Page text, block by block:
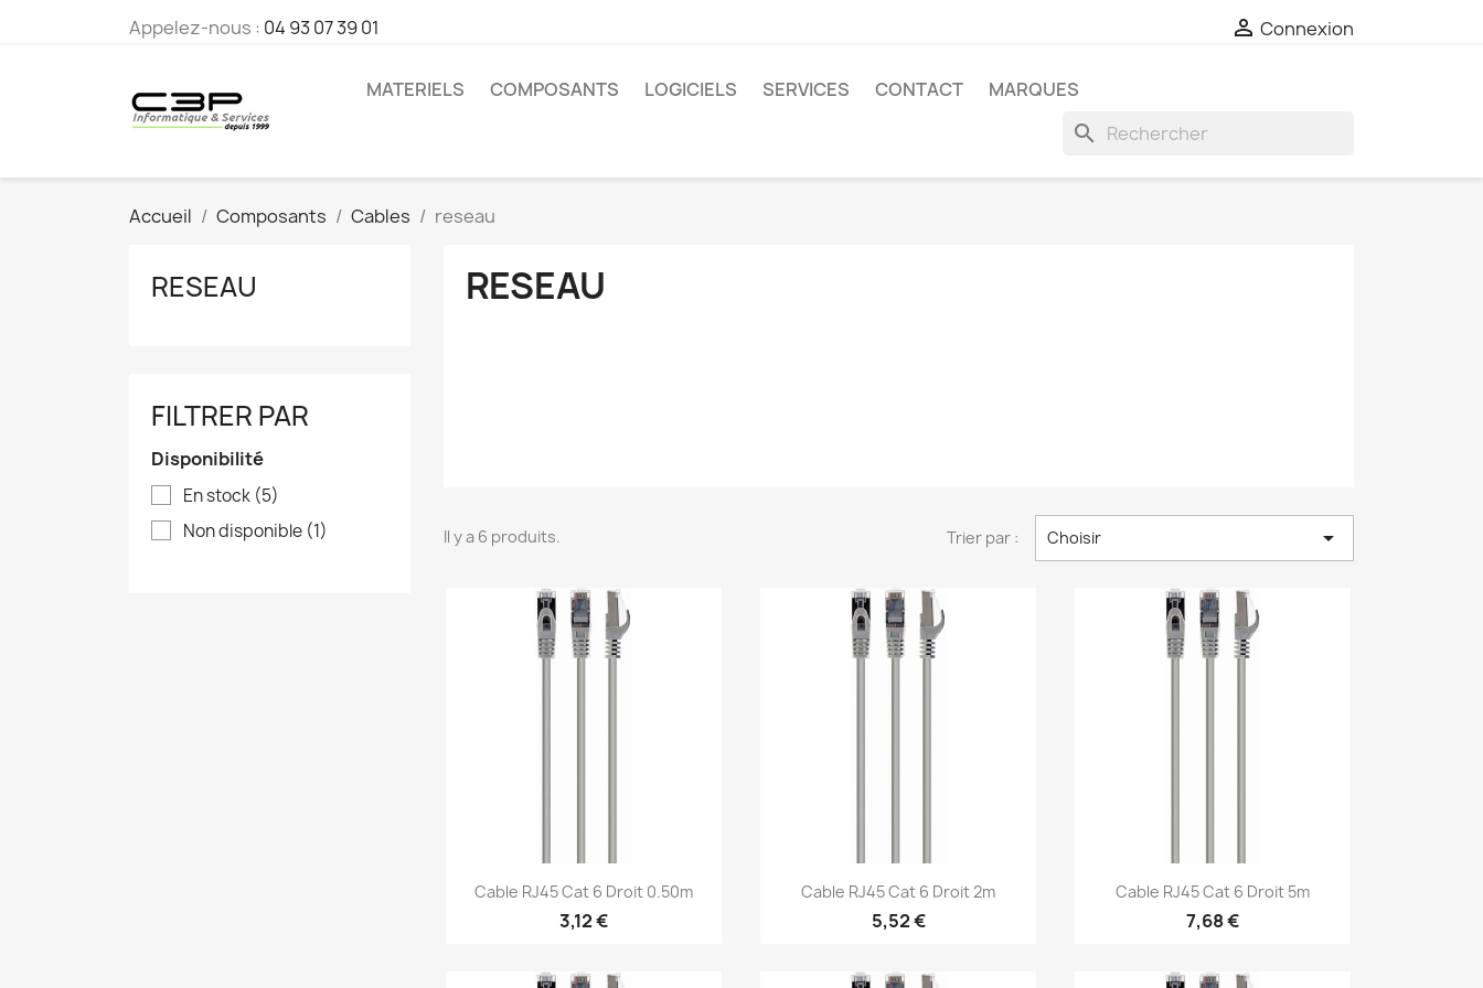
Appelez-nous : 04 93 07 39 01  Connexion
MATERIELS COMPOSANTS LOGICIELS SERVICES CONTACT MARQUES
search
Accueil Composants Cables reseau
RESEAU
FILTRER PAR
Disponibilité
En stock (5)
Non disponible (1)
RESEAU
Il y a 6 produits. Trier par : Choisir 
Aperçu rapide
Cable RJ45 Cat 6 Droit 0.50m
3,12 €
 Aperçu rapide
Cable RJ45 Cat 6 Droit 2m
5,52 €
 Aperçu rapide
Cable RJ45 Cat 6 Droit 5m
7,68 €